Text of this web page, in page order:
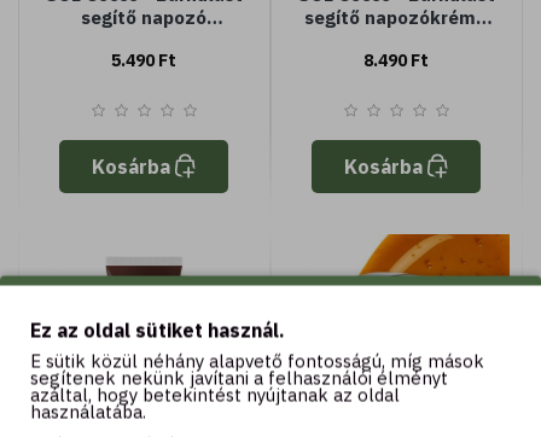
segítő napozó
barnaság fokozásáért
5.490 Ft
Kosárba
segítő napozókrém -
8.490 Ft
Kosárba
Ez az oldal sütiket használ.
E sütik közül néhány alapvető fontosságú, míg mások
segítenek nekünk javítani a felhasználói élményt
azáltal, hogy betekintést nyújtanak az oldal
használatába.